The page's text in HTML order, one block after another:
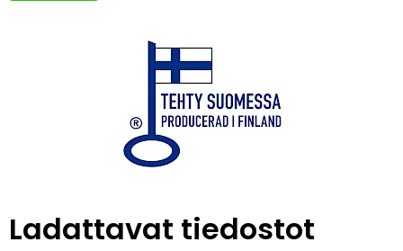
Pyydä tarjous
Ladattavat tiedostot